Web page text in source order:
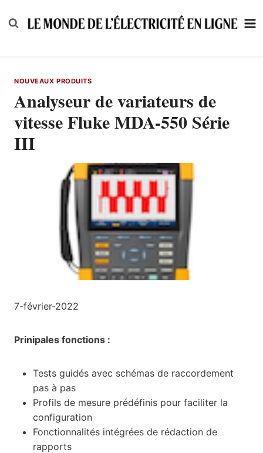
to
NOUVEAUX PRODUITS
Analyseur de variateurs de
vitesse Fluke MDA-550 Série
III
7-février-2022
Prinipales fonctions :
Tests guidés avec schémas de raccordement
pas à pas
Profils de mesure prédéfinis pour faciliter la
configuration
Fonctionnalités intégrées de rédaction de
rapports